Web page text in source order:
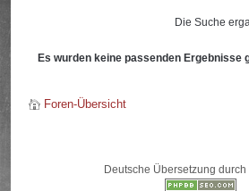
Die Suche
Es wurden keine passenden Ergebnisse
Foren-Übersicht
Deutsche Übersetzung durch